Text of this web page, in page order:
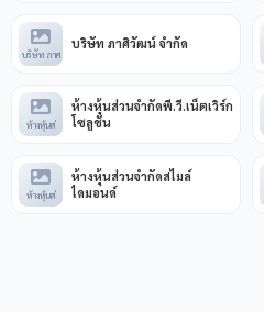
บริษัท ภาศ
บริษัท ภาศิวัฒน์ จำกัด
ห้างหุ้นส่
ห้างหุ้นส่วนจำกัดพี.วี.เน็ตเวิร์ก
โซลูชั่น
ห้างหุ้นส่
ห้างหุ้นส่วนจำกัดสไมล์
ไดมอนด์